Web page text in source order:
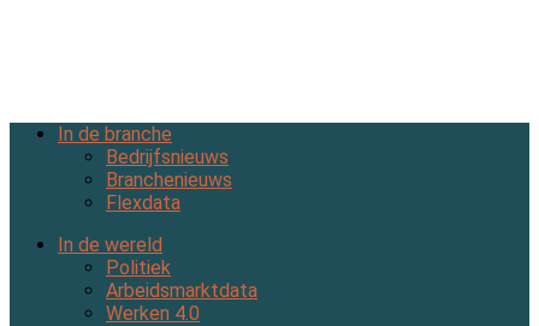
In de branche
Bedrijfsnieuws
Branchenieuws
Flexdata
In de wereld
Politiek
Arbeidsmarktdata
Werken 4.0